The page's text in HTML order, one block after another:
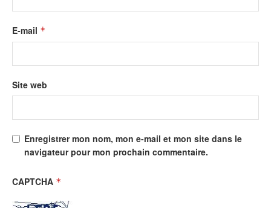
E-mail *
Site web
Enregistrer mon nom, mon e-mail et mon site dans le
navigateur pour mon prochain commentaire.
CAPTCHA *